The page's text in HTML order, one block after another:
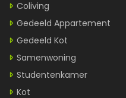
Coliving
Gedeeld Appartement
Gedeeld Kot
Samenwoning
Studentenkamer
Kot